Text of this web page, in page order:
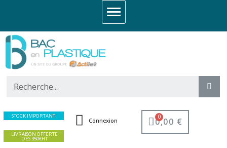
STOCK IMPORTANT
LIVRAISON OFFERTE
DES 350€HT
Connexion 0,00 €